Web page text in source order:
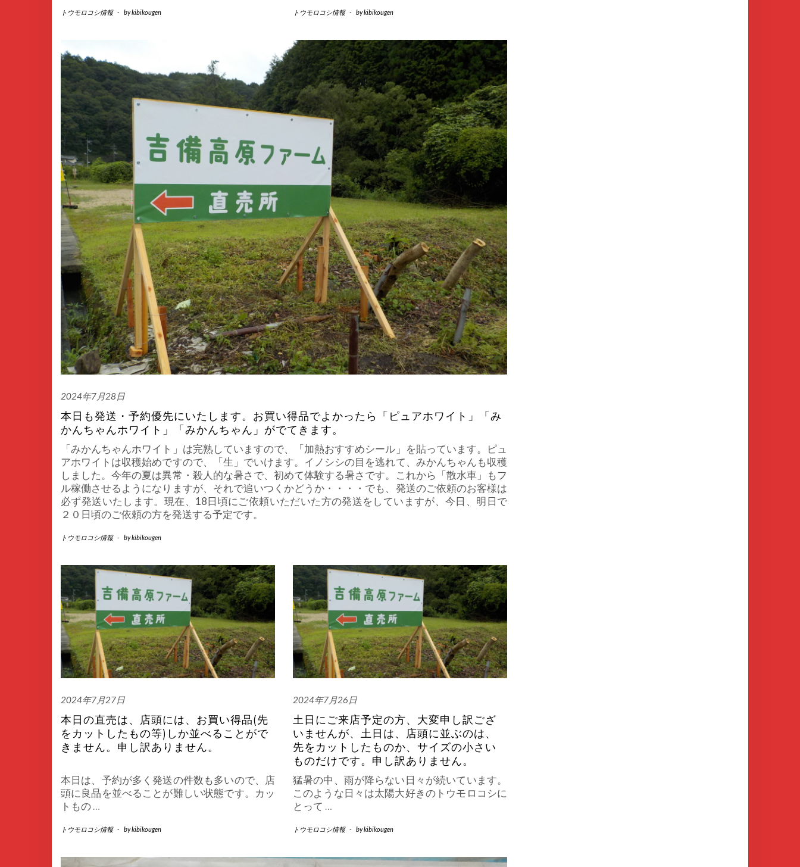
トウモロコシ情報 - bykibikougen トウモロコシ情報 - bykibikougen
2024年7月28日
本日も発送・予約優先にいたします。お買い得品でよかったら「ピュアホワイト」「み
かんちゃんホワイト」「みかんちゃん」がでてきます。
「みかんちゃんホワイト」は完熟していますので、「加熱おすすめシール」を貼っています。ピュ
アホワイトは収穫始めですので、「生」でいけます。イノシシの目を逃れて、みかんちゃんも収穫
しました。今年の夏は異常・殺人的な暑さで、初めて体験する暑さです。これから「散水車」もフ
ル稼働させるようになりますが、それで追いつくかどうか・・・・でも、発送のご依頼のお客様は
必ず発送いたします。現在、18日頃にご依頼いただいた方の発送をしていますが、今日、明日で
２０日頃のご依頼の方を発送する予定です。
トウモロコシ情報 - bykibikougen
2024年7月27日
本日の直売は、店頭には、お買い得品(先
をカットしたもの等)しか並べることがで
きません。申し訳ありません。
本日は、予約が多く発送の件数も多いので、店
頭に良品を並べることが難しい状態です。カッ
トもの…
トウモロコシ情報 - bykibikougen
2024年7月26日
土日にご来店予定の方、大変申し訳ござ
いませんが、土日は、店頭に並ぶのは、
先をカットしたものか、サイズの小さい
ものだけです。申し訳ありません。
猛暑の中、雨が降らない日々が続いています。
このような日々は太陽大好きのトウモロコシに
とって …
トウモロコシ情報 - bykibikougen